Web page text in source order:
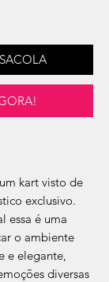
kart visto de
exclusivo.
essa é uma
o ambiente
e elegante,
diversas